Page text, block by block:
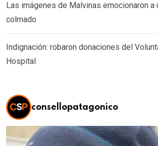
Las imágenes de Malvinas emocionaron a
colmado
Indignación: robaron donaciones del
Hospital
consellopatagonico